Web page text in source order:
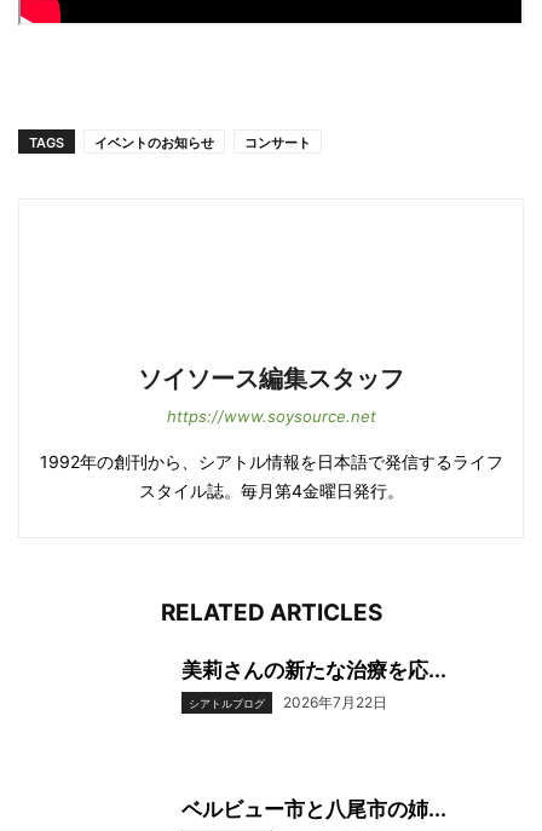
TAGS イベントのお知らせ コンサート
ソイソース編集スタッフ
https://www.soysource.net
1992年の創刊から、シアトル情報を日本語で発信するライフ
スタイル誌。毎月第4金曜日発行。
RELATED ARTICLES
美莉さんの新たな治療を応...
シアトルブログ 2026年7月22日
ベルビュー市と八尾市の姉...